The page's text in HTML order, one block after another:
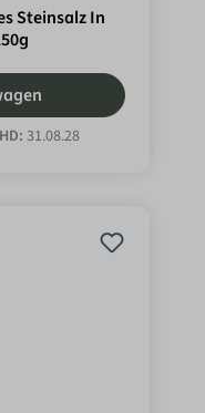
Steinsalz In
31.08.28